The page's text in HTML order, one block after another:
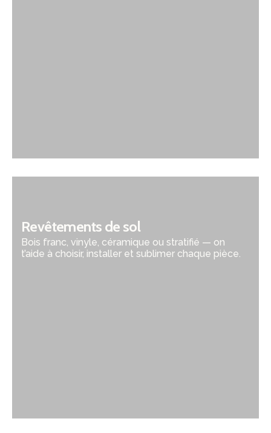
Revêtements de sol
Bois franc, vinyle, céramique ou stratifié — on
t’aide à choisir, installer et sublimer chaque pièce.